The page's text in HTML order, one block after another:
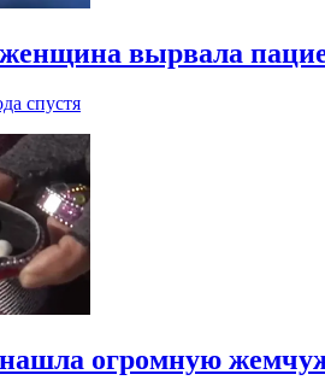
вырвала
спустя
огромную